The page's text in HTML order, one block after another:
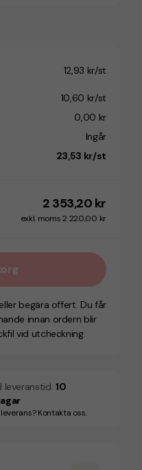
12,93 kr/st
10,60 kr/st
0,00 kr
Ingår
23,53 kr/st
2 353,20 kr
exkl. moms 2 220,00 kr
begära offert. Du får
innan ordern blir
vid utcheckning.
leveranstid: 10
Kontakta oss.